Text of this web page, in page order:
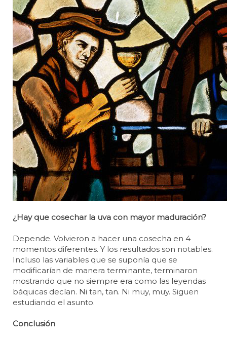
¿Hay que cosechar la uva con mayor maduración?
Depende. Volvieron a hacer una cosecha en 4
momentos diferentes. Y los resultados son notables.
Incluso las variables que se suponía que se
modificarían de manera terminante, terminaron
mostrando que no siempre era como las leyendas
báquicas decían. Ni tan, tan. Ni muy, muy. Siguen
estudiando el asunto.
Conclusión